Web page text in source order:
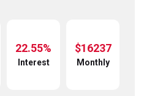
22.55%
Interest
$16237
Monthly